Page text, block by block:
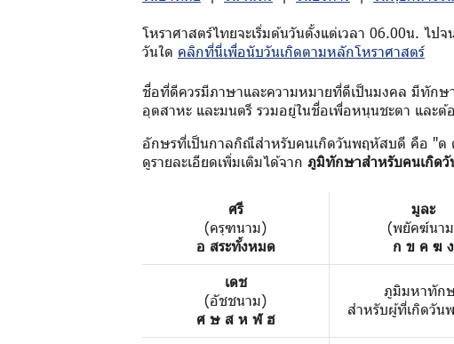
โหราศาสตร์ไทยจะเริ่มต้นวันตั้งแต่เวลา 06.00น. ไ
วันใด คลิกที่นี่เพื่อนับวันเกิดตามหลักโหราศาสตร์
ชื่อที่ดีควรมีภาษาและความหมายที่ดีเป็นมงคล มีทักษ
อุตสาหะ และมนตรี รวมอยู่ในชื่อเพื่อหนุนชะตา และ
อักษรที่เป็นกาลกิณีสำหรับคนเกิดวันพฤหัสบดี คือ "ด
ดูรายละเอียดเพิ่มเติมได้จาก ภูมิทักษาสำหรับคนเกิด
ศรี
(ครุฑนาม)
อ สระทั้งหมด
มูละ
(พยัคฆ์นา
ก ข ค ฆ ง
เดช
(อัชชนาม)
ศ ษ ส ห ฬ ฮ
ภูมิมหาทัก
สำหรับผู้ที่เกิดวัน